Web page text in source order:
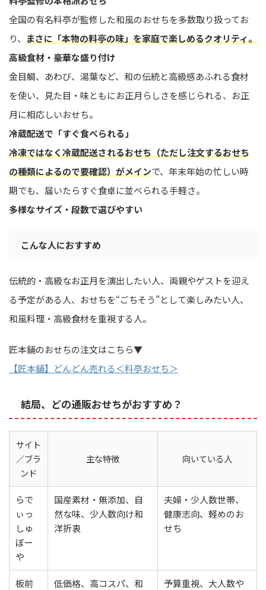
全国の有名料亭が監修した和風のおせちを多数取り扱ってお
り、 まさに「本物の料亭の味」を家庭で楽しめるクオリティ。
高級食材・豪華な盛り付け
金目鯛、あわび、湯葉など、和の伝統と高級感あふれる食材
を使い、見た目・味ともにお正月らしさを感じられる、お正
月に相応しいおせち。
冷蔵配送で「すぐ食べられる」
冷凍ではなく冷蔵配送されるおせち（ただし注文するおせち
の種類によるので要確認）がメインで、年末年始の忙しい時
期でも、届いたらすぐ食卓に並べられる手軽さ。
多様なサイズ・段数で選びやすい
こんな人におすすめ
伝統的・高級なお正月を演出したい人、両親やゲストを迎え
る予定がある人、おせちを“ごちそう”として楽しみたい人、
和風料理・高級食材を重視する人。
匠本舗のおせちの注文はこちら▼
【匠本舗】どんどん売れる＜料亭おせち＞
結局、どの通販おせちがおすすめ？
サイト
／ブラ
ンド
主な特徴 向いている人
らで
ぃっ
しゅ
ぼー
や
国産素材・無添加、自
然な味、少人数向け和
洋折衷
夫婦・少人数世帯、
健康志向、軽めのお
せち
板前
低価格、高コスパ、和
予算重視、大人数や